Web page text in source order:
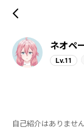
ネオペ
Lv.11
自己紹介はありません